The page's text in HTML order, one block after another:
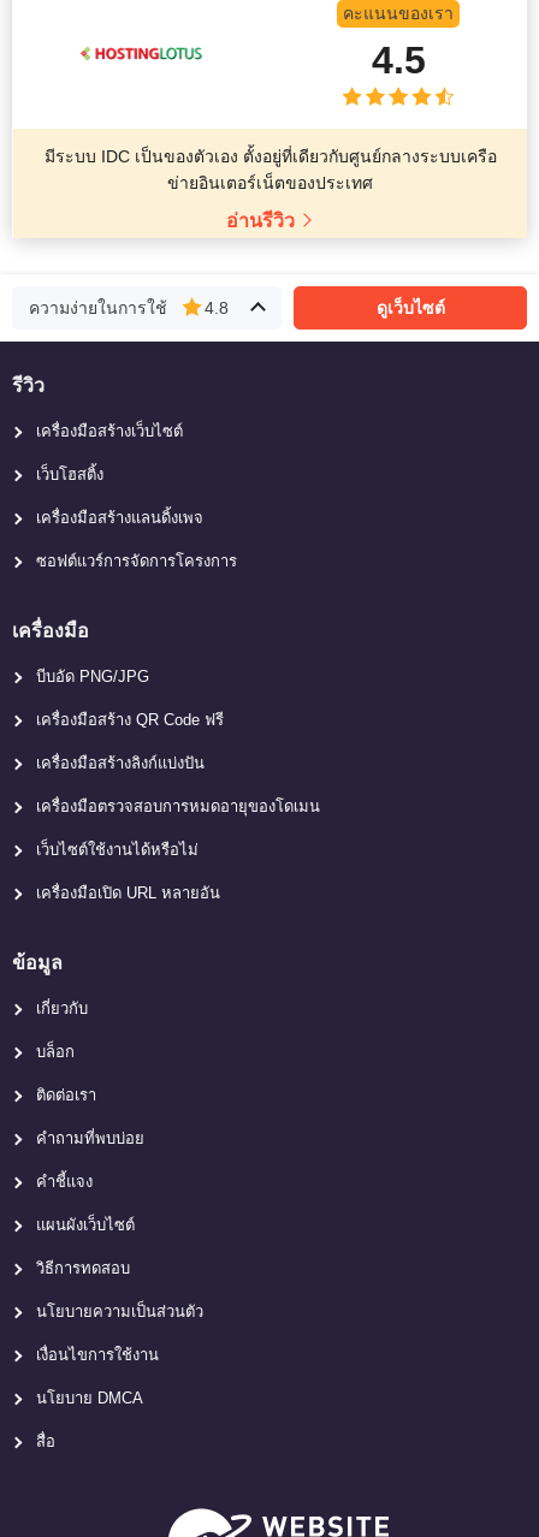
คะแนนของเรา
4.5
มีระบบ IDC เป็นของตัวเอง ตั้งอยู่ที่เดียวกับศูนย์กลางระบบเครือ
ข่ายอินเตอร์เน็ตของประเทศ
อ่านรีวิว
ความง่ายในการใช้ 4.8 ดูเว็บไซต์
รีวิว
เครื่องมือสร้างเว็บไซต์
เว็บโฮสติ้ง
เครื่องมือสร้างแลนดิ้งเพจ
ซอฟต์แวร์การจัดการโครงการ
เครื่องมือ
บีบอัด PNG/JPG
เครื่องมือสร้าง QR Code ฟรี
เครื่องมือสร้างลิงก์แบ่งปัน
เครื่องมือตรวจสอบการหมดอายุของโดเมน
เว็บไซต์ใช้งานได้หรือไม่
เครื่องมือเปิด URL หลายอัน
ข้อมูล
เกี่ยวกับ
บล็อก
ติดต่อเรา
คำถามที่พบบ่อย
คำชี้แจง
แผนผังเว็บไซต์
วิธีการทดสอบ
นโยบายความเป็นส่วนตัว
เงื่อนไขการใช้งาน
นโยบาย DMCA
สื่อ